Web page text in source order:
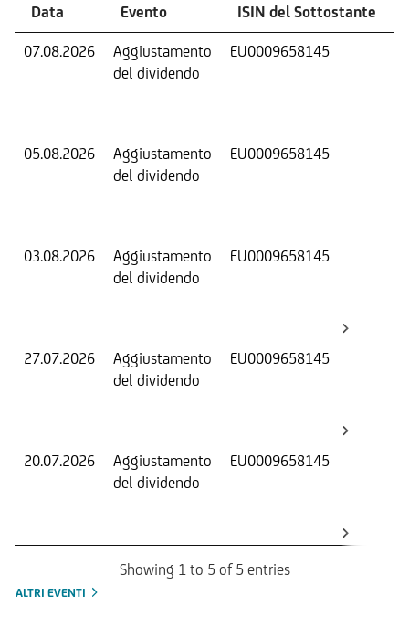
Data Evento ISIN del Sottostante
07.08.2026
Aggiustamento
del dividendo
EU0009658145
05.08.2026
Aggiustamento
del dividendo
EU0009658145
03.08.2026
Aggiustamento
del dividendo
EU0009658145
27.07.2026
Aggiustamento
del dividendo
EU0009658145
20.07.2026
Aggiustamento
del dividendo
EU0009658145
Showing 1 to 5 of 5 entries
ALTRI EVENTI